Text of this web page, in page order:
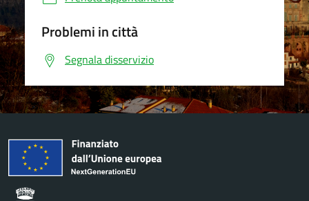
Problemi in città
Segnala disservizio